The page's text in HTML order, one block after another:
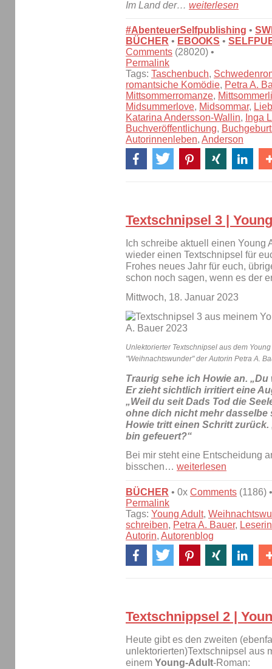
Im Land der… weiterlesen
#AbenteuerSelfpublishing •
BÜCHER • EBOOKS •
Comments (28020) •
Permalink
Tags: Taschenbuch,
romantsiche Komödie, Petra A.
Mittsommerromanze,
Midsummerlove, Midsommar,
Katarina Andersson-Wallin, Inga
Buchveröffentlichung,
Autorinnenleben, Anderson
Textschnipsel 3 |
Ich schreibe aktuell einen Young
wieder einen Textschnipsel für
Frohes neues Jahr für euch,
schon noch sagen, wenn es der
Mittwoch, 18. Januar 2023
Unlektorierter Textschnipsel aus dem
"Weihnachtswunder" der Autorin Petra A.
Traurig sehe ich Howie an. „Du
Er zieht sichtlich irritiert eine
„Weil du seit Dads Tod die
ohne dich nicht mehr dasselbe
Howie tritt einen Schritt
bin gefeuert?“
Bei mir steht eine Entscheidung
bisschen… weiterlesen
BÜCHER • 0x Comments (1186) •
Permalink
Tags: Young Adult,
schreiben, Petra A. Bauer,
Autorin, Autorenblog
Textschnippsel 2 |
Heute gibt es den zweiten
unlektorierten)Textschnipsel aus
einem Young-Adult-Roman: